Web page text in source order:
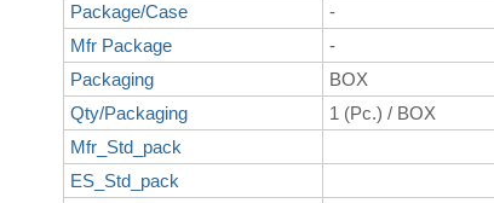
Package/Case
-
Mfr Package
-
Packaging
BOX
Qty/Packaging
1 (Pc.) / BOX
Mfr_Std_pack
ES_Std_pack